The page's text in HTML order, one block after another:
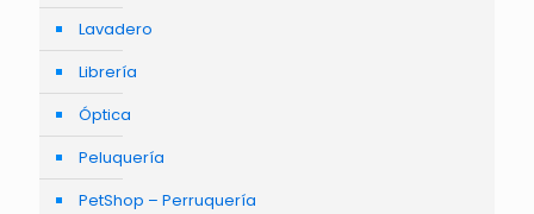
Lavadero
Librería
Óptica
Peluquería
PetShop – Perruquería